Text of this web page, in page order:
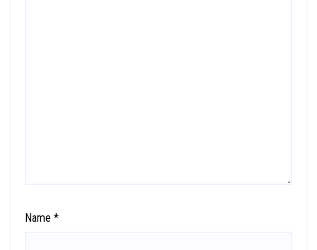
Name *